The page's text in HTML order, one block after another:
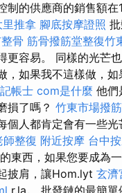
制的供應商的銷售額在
里推拿 腳底按摩證照
骨 筋骨撥筋堂整復竹
更容易。 同樣的光芒
，如果我不這樣做，如
記帳士 com是什麼 他們
損了嗎？ 竹東市場撥
個人都肯定會有一些光
師整復 附近按摩 台中
東西，如果您要成為
披肩，讓Hom.lyt 玄濟
r.la。 批發鏈的最簡單